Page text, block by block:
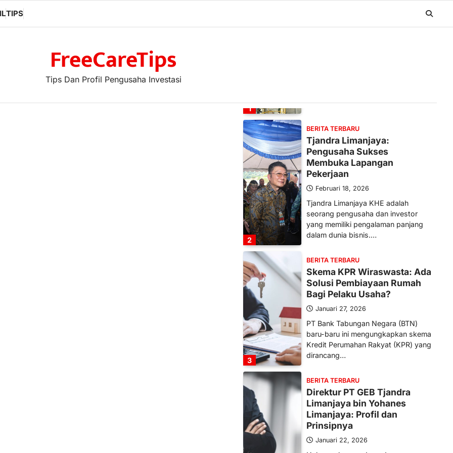
TIPS
FreeCareTips
Tips Dan Profil Pengusaha Investasi
1
situasi…
2
BERITA TERBARU
Tjandra Limanjaya:
Pengusaha Sukses
Membuka Lapangan
Pekerjaan
Februari 18, 2026
Tjandra Limanjaya KHE adalah
seorang pengusaha dan investor
yang memiliki pengalaman panjang
dalam dunia bisnis.…
3
BERITA TERBARU
Skema KPR Wiraswasta: Ada
Solusi Pembiayaan Rumah
Bagi Pelaku Usaha?
Januari 27, 2026
PT Bank Tabungan Negara (BTN)
baru-baru ini mengungkapkan skema
Kredit Perumahan Rakyat (KPR) yang
dirancang…
BERITA TERBARU
Direktur PT GEB Tjandra
Limanjaya bin Yohanes
Limanjaya: Profil dan
Prinsipnya
Januari 22, 2026